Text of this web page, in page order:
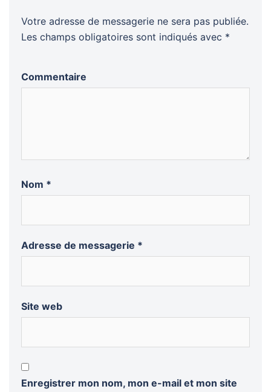
Votre adresse de messagerie ne sera pas publiée.
Les champs obligatoires sont indiqués avec *
Commentaire
Nom *
Adresse de messagerie *
Site web
Enregistrer mon nom, mon e-mail et mon site